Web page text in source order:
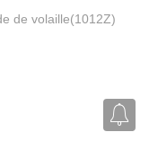
de volaille(1012Z)